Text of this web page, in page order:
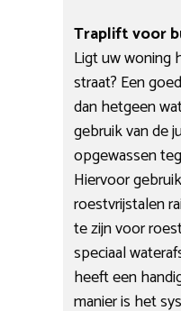
Traplift voor
Ligt uw woning
straat? Een
dan hetgeen
gebruik van de
opgewassen
Hiervoor
roestvrijstalen
te zijn voor
speciaal
heeft een
manier is het